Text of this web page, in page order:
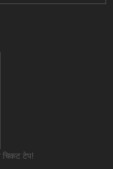
चिकट टेप!